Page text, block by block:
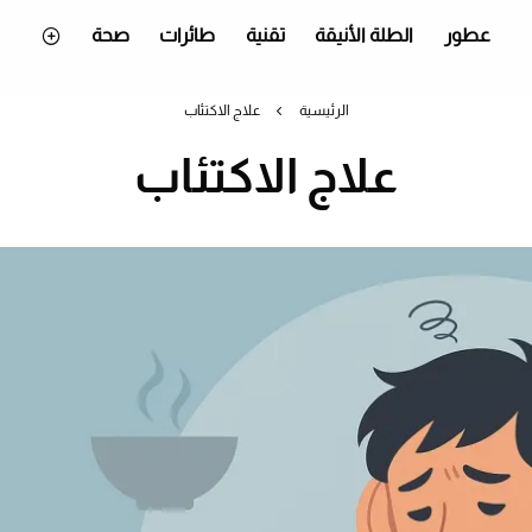
عطور الطلة الأنيقة تقنية طائرات صحة
الرئيسية علاج الاكتئاب
علاج الاكتئاب